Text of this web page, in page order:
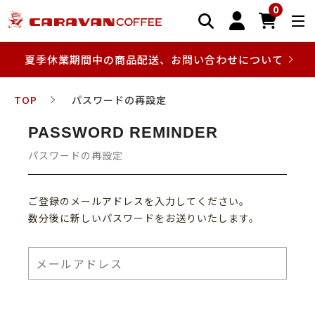
0
夏季休業期間中の商品配送、お問い合わせについて
TOP パスワードの再設定
PASSWORD REMINDER
パスワードの再設定
ご登録のメールアドレスを入力してください。
数分後に新しいパスワードをお送りいたします。